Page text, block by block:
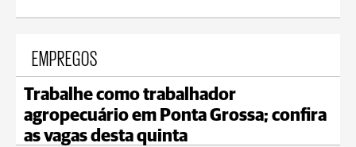
EMPREGOS
Trabalhe como trabalhador
agropecuário em Ponta Grossa; confira
as vagas desta quinta